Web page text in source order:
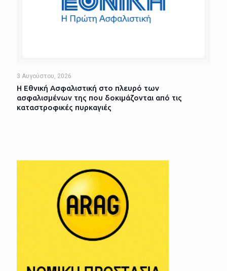
3 Αυγούστου, 2026
Η Εθνική Ασφαλιστική στο πλευρό των
ασφαλισμένων της που δοκιμάζονται από τις
καταστροφικές πυρκαγιές